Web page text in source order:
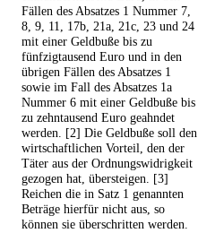
Fällen des Absatzes 1 Nummer 7,
8, 9, 11, 17b, 21a, 21c, 23 und 24
mit einer Geldbuße bis zu
fünfzigtausend Euro und in den
übrigen Fällen des Absatzes 1
sowie im Fall des Absatzes 1a
Nummer 6 mit einer Geldbuße bis
zu zehntausend Euro geahndet
werden. [2] Die Geldbuße soll den
wirtschaftlichen Vorteil, den der
Täter aus der Ordnungswidrigkeit
gezogen hat, übersteigen. [3]
Reichen die in Satz 1 genannten
Beträge hierfür nicht aus, so
können sie überschritten werden.